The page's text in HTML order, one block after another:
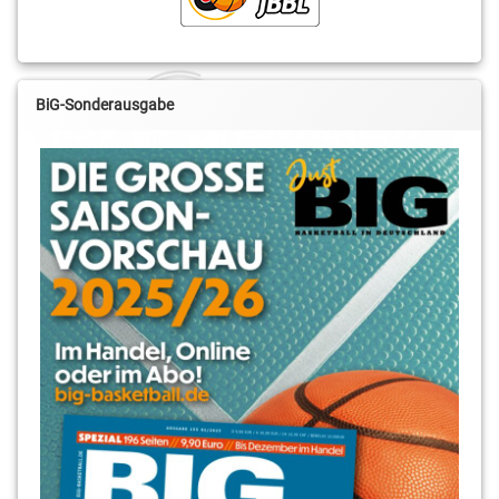
Basketball
Leh
Stubenrauch-
Halle
Tim
Decker
Tobias
Horn
Landvoigt
Leroy
Marc
Borgartz
Marcelo
Fonseca
Moritz
Niko
Schumann
Paul-
Schneider-
Grundschule
BiG-Sonderausgabe